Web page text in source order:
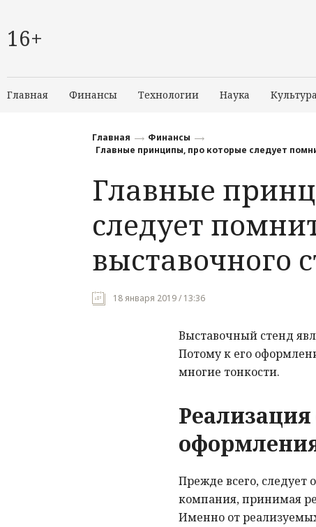
16+
Главная Финансы Технологии Наука Культура
Главная
Финансы
Главные принципы, про которые следует
Главные
следует
выставочного
18 января 2019 / 13:36
Выставочный стенд
Потому к его
многие тонкости.
Прежде всего, следует
компания, принимая
Именно от